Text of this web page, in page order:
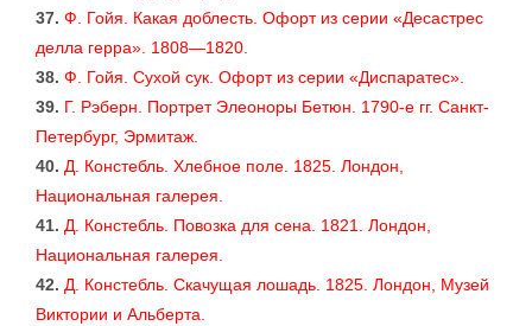
37. Ф. Гойя. Какая доблесть. Офорт из серии «Десастрес
делла герра». 1808—1820.
38. Ф. Гойя. Сухой сук. Офорт из серии «Диспаратес».
39. Г. Рэберн. Портрет Элеоноры Бетюн. 1790-е гг. Санкт-
Петербург, Эрмитаж.
40. Д. Констебль. Хлебное поле. 1825. Лондон,
Национальная галерея.
41. Д. Констебль. Повозка для сена. 1821. Лондон,
Национальная галерея.
42. Д. Констебль. Скачущая лошадь. 1825. Лондон, Музей
Виктории и Альберта.